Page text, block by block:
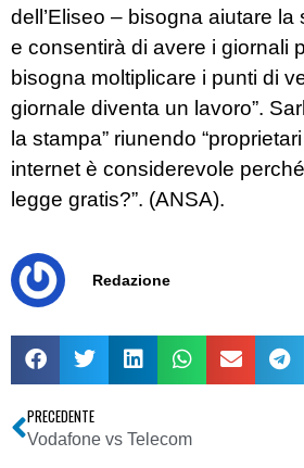
dell’Eliseo – bisogna aiutare
e consentirà di avere i giornali
bisogna moltiplicare i punti di
giornale diventa un lavoro”.
la stampa” riunendo
internet è considerevole
legge gratis?”. (ANSA).
Redazione
PRECEDENTE
Vodafone vs Telecom